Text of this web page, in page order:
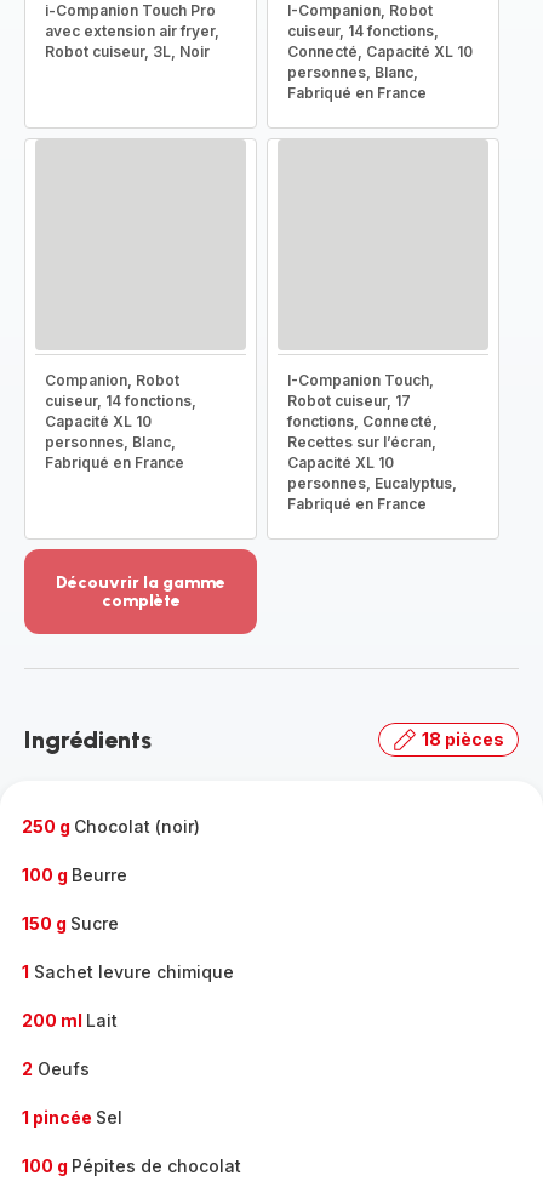
i-Companion Touch Pro
avec extension air fryer,
Robot cuiseur, 3L, Noir
I-Companion, Robot
cuiseur, 14 fonctions,
Connecté, Capacité XL 10
personnes, Blanc,
Fabriqué en France
Companion, Robot
cuiseur, 14 fonctions,
Capacité XL 10
personnes, Blanc,
Fabriqué en France
I-Companion Touch,
Robot cuiseur, 17
fonctions, Connecté,
Recettes sur l’écran,
Capacité XL 10
personnes, Eucalyptus,
Fabriqué en France
Découvrir la gamme
complète
-
gamme
Ingrédients 18 pièces
250 g Chocolat (noir)
100 g Beurre
150 g Sucre
1 Sachet levure chimique
200 ml Lait
2 Oeufs
1 pincée Sel
100 g Pépites de chocolat